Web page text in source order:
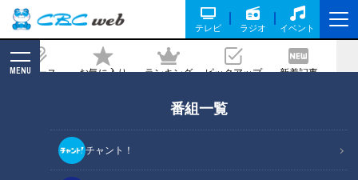
テレビ ラジオ イベント
ニュース お気に入り ランキング ピックアップ 新着記事
MENU
番組一覧
チャント！
の傾斜に思わず覗き込んでしまう「のぞ
き坂」とは